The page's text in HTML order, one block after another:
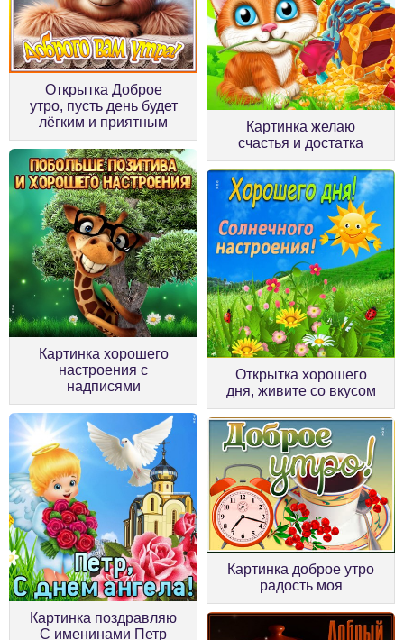
Открытка Доброе
утро, пусть день будет
лёгким и приятным
Картинка желаю
счастья и достатка
Картинка хорошего
настроения с
надписями
Открытка хорошего
дня, живите со вкусом
Картинка поздравляю
С именинами Петр
Картинка доброе утро
радость моя